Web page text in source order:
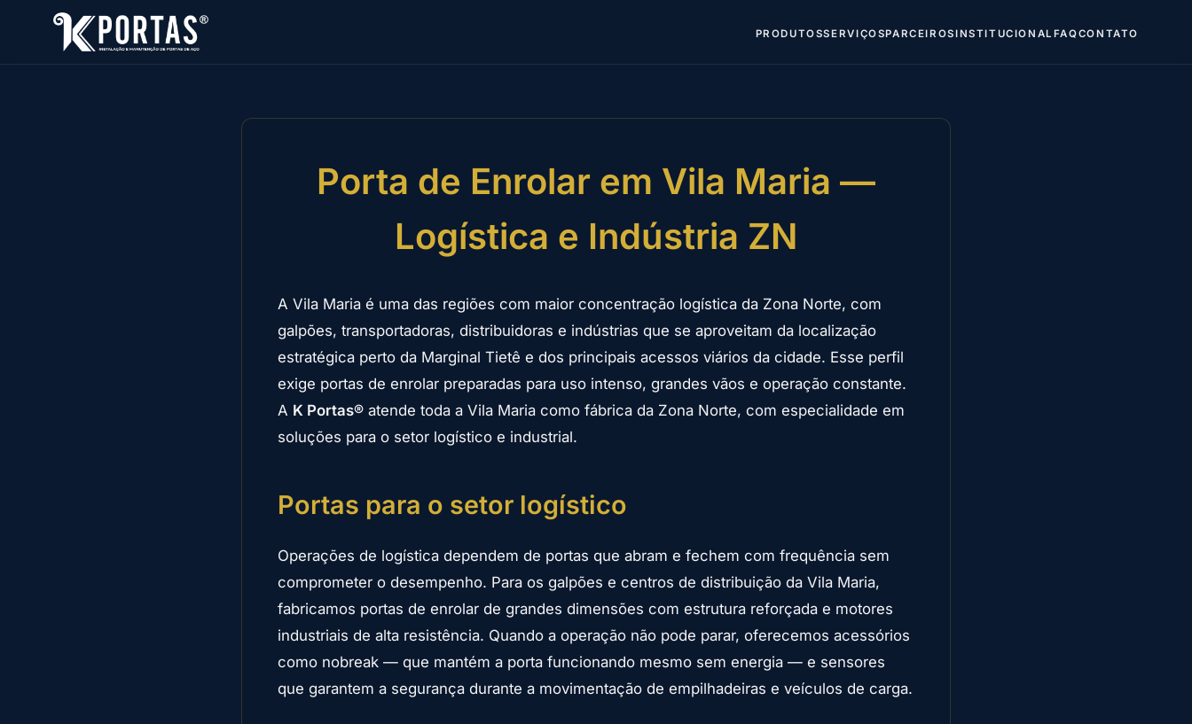
PRODUTOSSERVIÇOSPARCEIROS INSTITUCIONAL FAQCONTATO
Porta de Enrolar em Vila Maria —
Logística e Indústria ZN
A Vila Maria é uma das regiões com maior concentração logística da Zona Norte, com
galpões, transportadoras, distribuidoras e indústrias que se aproveitam da localização
estratégica perto da Marginal Tietê e dos principais acessos viários da cidade. Esse perfil
exige portas de enrolar preparadas para uso intenso, grandes vãos e operação constante.
A K Portas® atende toda a Vila Maria como fábrica da Zona Norte, com especialidade em
soluções para o setor logístico e industrial.
Portas para o setor logístico
Operações de logística dependem de portas que abram e fechem com frequência sem
comprometer o desempenho. Para os galpões e centros de distribuição da Vila Maria,
fabricamos portas de enrolar de grandes dimensões com estrutura reforçada e motores
industriais de alta resistência. Quando a operação não pode parar, oferecemos acessórios
como nobreak — que mantém a porta funcionando mesmo sem energia — e sensores
que garantem a segurança durante a movimentação de empilhadeiras e veículos de carga.